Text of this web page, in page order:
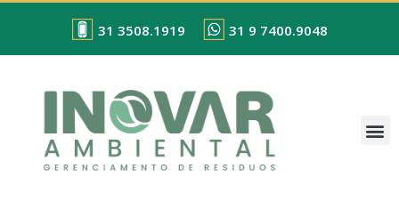
31 3508.1919 31 9 7400.9048